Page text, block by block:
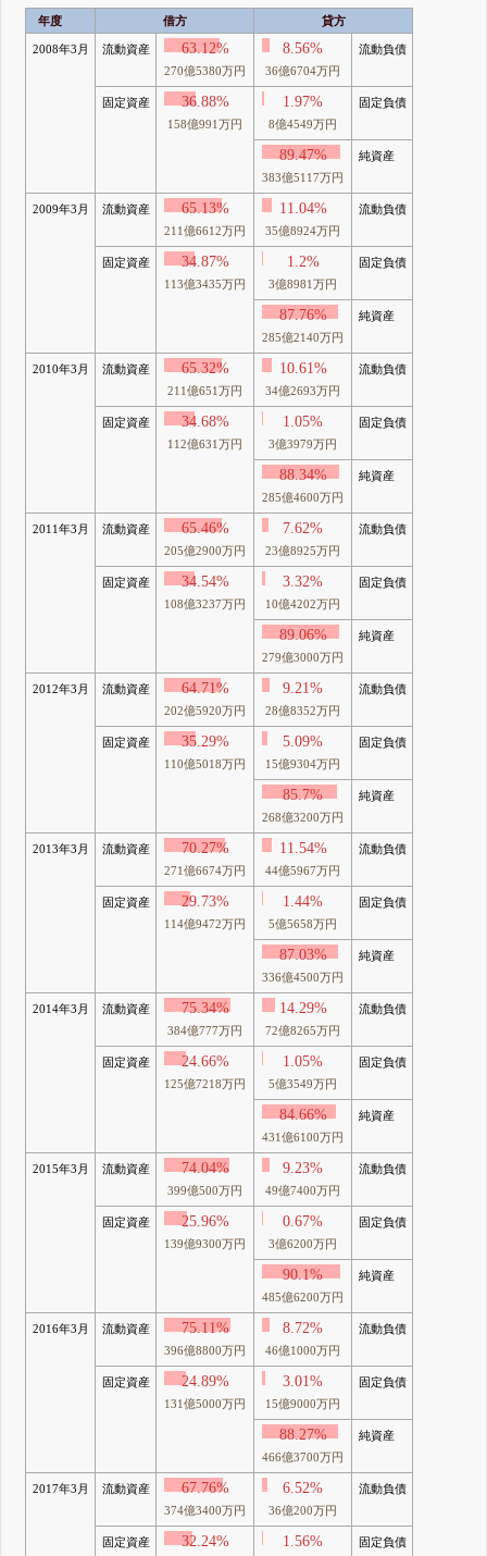
年度 借方 貸方
2008年3月 流動資産 63.12%
270億5380万円
8.56%
36億6704万円
流動負債
固定資産 36.88%
158億991万円
1.97%
8億4549万円
固定負債
89.47%
383億5117万円
純資産
2009年3月 流動資産 65.13%
211億6612万円
11.04%
35億8924万円
流動負債
固定資産 34.87%
113億3435万円
1.2%
3億8981万円
固定負債
87.76%
285億2140万円
純資産
2010年3月 流動資産 65.32%
211億651万円
10.61%
34億2693万円
流動負債
固定資産 34.68%
112億631万円
1.05%
3億3979万円
固定負債
88.34%
285億4600万円
純資産
2011年3月 流動資産 65.46%
205億2900万円
7.62%
23億8925万円
流動負債
固定資産 34.54%
108億3237万円
3.32%
10億4202万円
固定負債
89.06%
279億3000万円
純資産
2012年3月 流動資産 64.71%
202億5920万円
9.21%
28億8352万円
流動負債
固定資産 35.29%
110億5018万円
5.09%
15億9304万円
固定負債
85.7%
268億3200万円
純資産
2013年3月 流動資産 70.27%
271億6674万円
11.54%
44億5967万円
流動負債
固定資産 29.73%
114億9472万円
1.44%
5億5658万円
固定負債
87.03%
336億4500万円
純資産
2014年3月 流動資産 75.34%
384億777万円
14.29%
72億8265万円
流動負債
固定資産 24.66%
125億7218万円
1.05%
5億3549万円
固定負債
84.66%
431億6100万円
純資産
2015年3月 流動資産 74.04%
399億500万円
9.23%
49億7400万円
流動負債
固定資産 25.96%
139億9300万円
0.67%
3億6200万円
固定負債
90.1%
485億6200万円
純資産
2016年3月 流動資産 75.11%
396億8800万円
8.72%
46億1000万円
流動負債
固定資産 24.89%
131億5000万円
3.01%
15億9000万円
固定負債
88.27%
466億3700万円
純資産
2017年3月 流動資産 67.76%
374億3400万円
6.52%
36億200万円
流動負債
固定資産 32.24% 1.56% 固定負債